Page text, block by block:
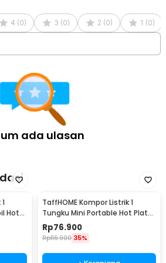
4 (0) 3 (0) 2 (0) 1 (0)
ada ulasan
Hot
TaffHOME Kompor Listrik 1
Tungku Mini Portable Hot Plate
500W - H1-500-10
Rp76.900
Rp116.900 35%